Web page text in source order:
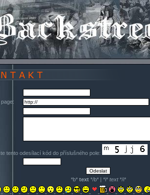
tento odesílací kód do příslušného pole:
*b* text*/b* | *i* text*/i*